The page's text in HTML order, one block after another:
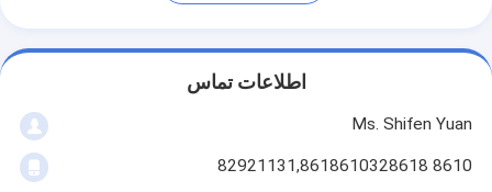
اطلاعات تماس
Ms. Shifen Yuan
8610 82921131,8618610328618